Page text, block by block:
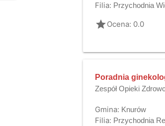
Filia: Przychodnia
gradeOcena: 0.0
Poradnia
Zespół Opieki
Gmina: Knurów
Filia: Przychodnia